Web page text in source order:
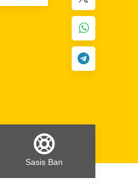
Sasis Ban